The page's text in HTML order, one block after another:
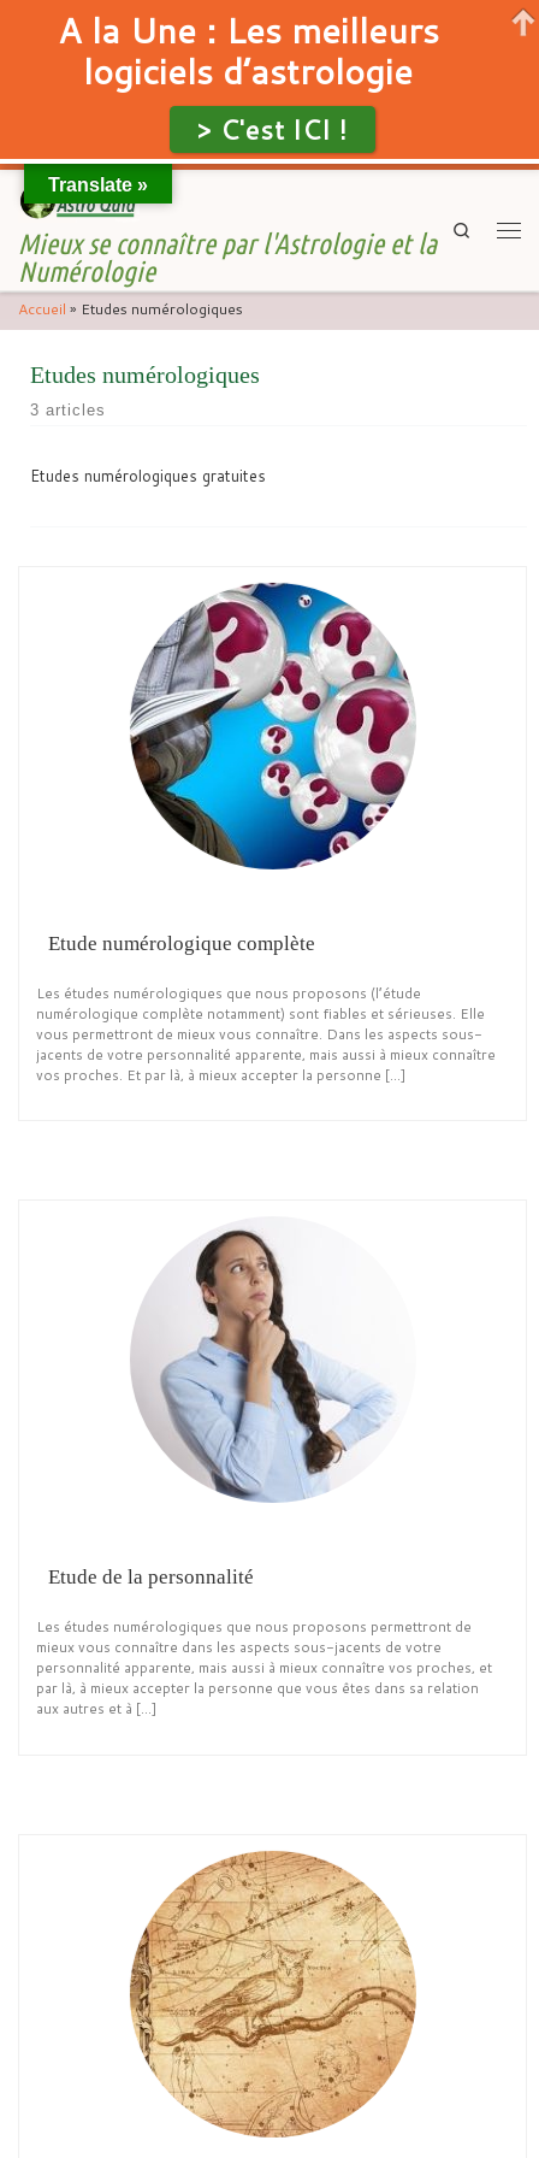
Skip to content
Mieux se connaître par l'Astrologie et la
Numérologie
Search
Accueil » Etudes numérologiques
Etudes numérologiques
3 articles
Etudes numérologiques gratuites
Etude numérologique complète
Les études numérologiques que nous proposons (l’étude
numérologique complète notamment) sont fiables et sérieuses. Elle
vous permettront de mieux vous connaître. Dans les aspects sous-
jacents de votre personnalité apparente, mais aussi à mieux connaître
vos proches. Et par là, à mieux accepter la personne […]
Etude de la personnalité
Les études numérologiques que nous proposons permettront de
mieux vous connaître dans les aspects sous-jacents de votre
personnalité apparente, mais aussi à mieux connaître vos proches, et
par là, à mieux accepter la personne que vous êtes dans sa relation
aux autres et à […]
Translate »
A la Une : Les meilleurs
logiciels d’astrologie
> C'est ICI !